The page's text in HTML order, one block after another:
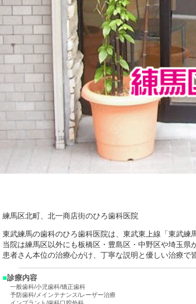
練馬区北町、北一商店街のひろ歯科医院
東武練馬の歯科のひろ歯科医院は、東武東上線「東武練
当院は練馬区以外にも板橋区・豊島区・中野区や埼玉県
患者さん本位の治療心がけ、丁寧な説明と優しい治療で
■診療内容
一般歯科/小児歯科/矯正歯科
予防歯科/メインテナンス/レーザー治療